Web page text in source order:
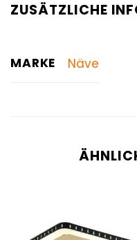
ZUSÄTZLICHE
MARKE Näve